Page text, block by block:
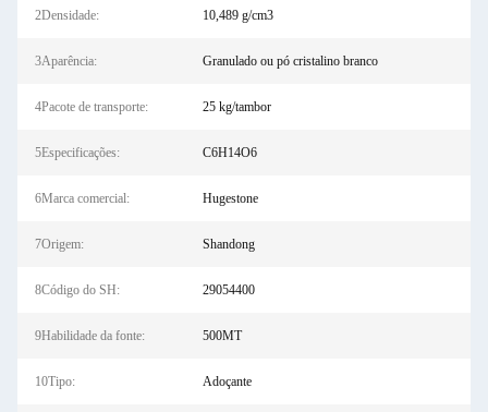
2Densidade: 10,489 g/cm3
3Aparência: Granulado ou pó cristalino branco
4Pacote de transporte: 25 kg/tambor
5Especificações: C6H14O6
6Marca comercial: Hugestone
7Origem: Shandong
8Código do SH: 29054400
9Habilidade da fonte: 500MT
10Tipo: Adoçante